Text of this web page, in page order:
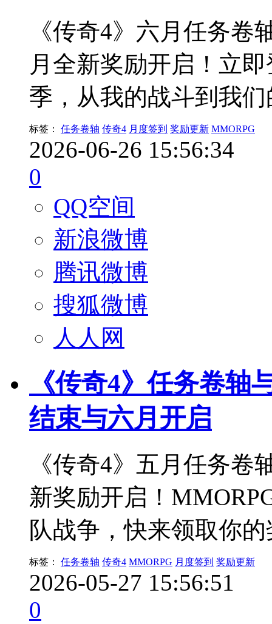
《传奇4》六月任务
月全新奖励开启！立
季，从我的战斗到我
标签： 任务卷轴 传奇4 月度签到 奖励更新 MMORPG
2026-06-26 15:56:34
0
QQ空间
新浪微博
腾讯微博
搜狐微博
人人网
《传奇4》任务卷轴
结束与六月开启
《传奇4》五月任务
新奖励开启！
队战争，快来领取你
标签： 任务卷轴 传奇4 MMORPG 月度签到 奖励更新
2026-05-27 15:56:51
0